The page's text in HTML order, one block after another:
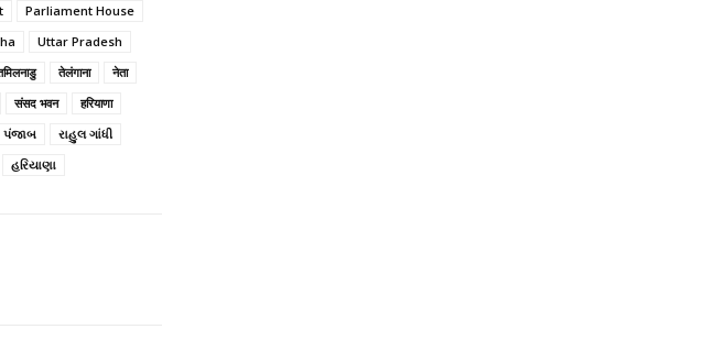
Parliament House
Uttar Pradesh
तेलंगाना
नेता
संसद भवन
हरियाणा
પંજાબ
રાહુલ ગાંધી
હરિયાણા